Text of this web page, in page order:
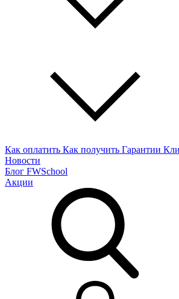
Как оплатить Как получить Гарантии
Новости
Блог FWSchool
Акции